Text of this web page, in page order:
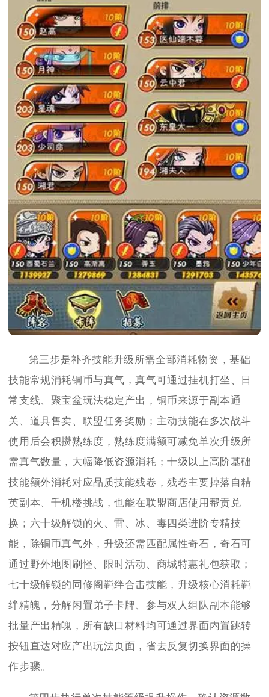
第三步是补齐技能升级所需全部消耗物资，基础
技能常规消耗铜币与真气，真气可通过挂机打坐、日
常支线、聚宝盆玩法稳定产出，铜币来源于副本通
关、道具售卖、联盟任务奖励；主动技能在多次战斗
使用后会积攒熟练度，熟练度满额可减免单次升级所
需真气数量，大幅降低资源消耗；十级以上高阶基础
技能额外消耗对应品质技能残卷，残卷主要掉落自精
英副本、千机楼挑战，也能在联盟商店使用帮贡兑
换；六十级解锁的火、雷、冰、毒四类进阶专精技
能，除铜币真气外，升级还需匹配属性奇石，奇石可
通过野外地图刷怪、限时活动、商城特惠礼包获取；
七十级解锁的同修阁羁绊合击技能，升级核心消耗羁
绊精魄，分解闲置弟子卡牌、参与双人组队副本能够
批量产出精魄，所有缺口材料均可通过界面内置跳转
按钮直达对应产出玩法页面，省去反复切换界面的操
作步骤。